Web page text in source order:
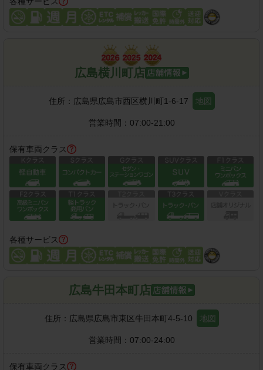
広島横川町店
住所： 広島県広島市西区横川町1-6-17 地図
営業時間： 07:00-21:00
保有車両クラス
各種サービス
広島牛田本町店
住所： 広島県広島市東区牛田本町4-5-10 地図
営業時間： 07:00-24:00
保有車両クラス